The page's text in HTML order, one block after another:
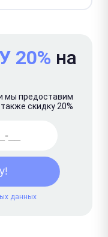
20% на
мы предоставим
скидку 20%
данных